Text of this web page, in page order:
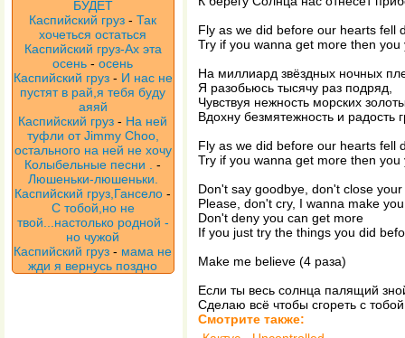
БУДЕТ
Каспийский груз -Так
хочеться остаться
Каспийский груз-Ах эта
осень -осень
Каспийский груз - И нас не
пустят в рай,я тебя буду
аяяй
Каспийский груз - На ней
туфли от Jimmy Choo,
остального на ней не хочу
Колыбельные песни .
-
Люшеньки-люшеньки.
Каспийский груз,Гансело -
С тобой,но не
твой...настолько родной -
но чужой
Каспийский груз - мама не
жди я вернусь поздно
Fly as we did before our hearts fell
Try if you wanna get more then
На миллиард звёздных ночных
Я разобьюсь тысячу раз подряд,
Чувствуя нежность морских
Вдохну безмятежность и радость
Fly as we did before our hearts fell
Try if you wanna get more then
Don't say goodbye, don't close
Please, don't cry, I wanna make
Don't deny you can get more
If you just try the things you did
Make me believe (4 раза)
Если ты весь солнца палящий
Сделаю всё чтобы сгореть с тобой
Смотрите также: